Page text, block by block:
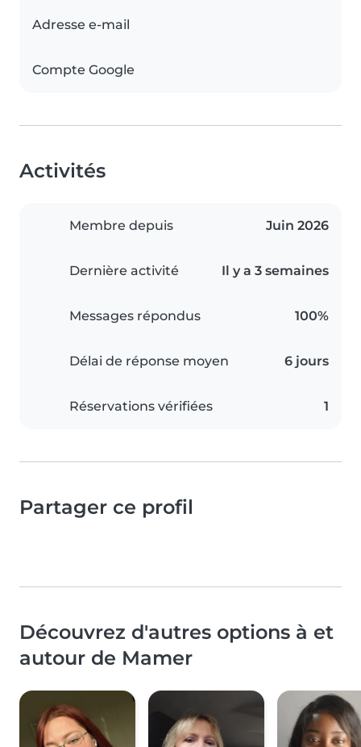
Adresse e-mail
Compte Google
Activités
Membre depuis Juin 2026
Dernière activité Il y a 3 semaines
Messages répondus 100%
Délai de réponse moyen 6 jours
Réservations vérifiées 1
Partager ce profil
Découvrez d'autres options à et
autour de Mamer